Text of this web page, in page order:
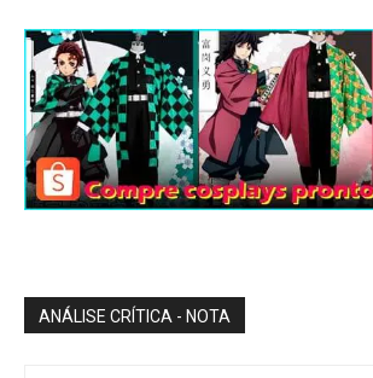
ANÁLISE CRÍTICA - NOTA